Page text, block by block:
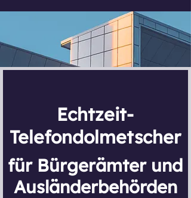
Echtzeit-
Telefondolmetscher
für Bürgerämter und
Ausländerbehörden